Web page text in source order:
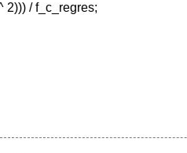
2))) / f_c_regres;